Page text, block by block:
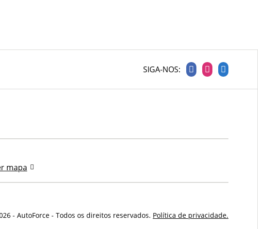
SIGA-NOS:
mapa
- AutoForce - Todos os direitos reservados. Política de privacidade.